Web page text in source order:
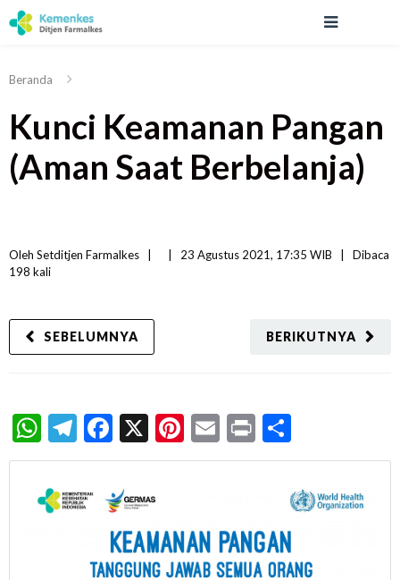
Beranda
Kunci Keamanan Pangan
(Aman Saat Berbelanja)
Oleh Setditjen Farmalkes 23 Agustus 2021, 17:35 WIB
Dibaca
198 kali
BERIKUTNYA
SEBELUMNYA
WhatsApp
Telegram
Facebook
X Pinterest
Email
Print